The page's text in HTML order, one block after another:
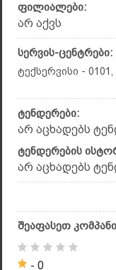
ფილიალები:
არ აქვს
სერვის-ცენტრები:
ტექსერვისი -
ტენდერები:
არ აცხადებს
ტენდერების
არ აცხადებს
შეაფასეთ
- 0